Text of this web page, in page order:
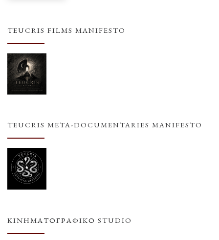
TEUCRIS FILMS MANIFESTO
TEUCRIS META-DOCUMENTARIES MANIFESTO
ΚΙΝΗΜΑΤΟΓΡΑΦΙΚΌ STUDIO